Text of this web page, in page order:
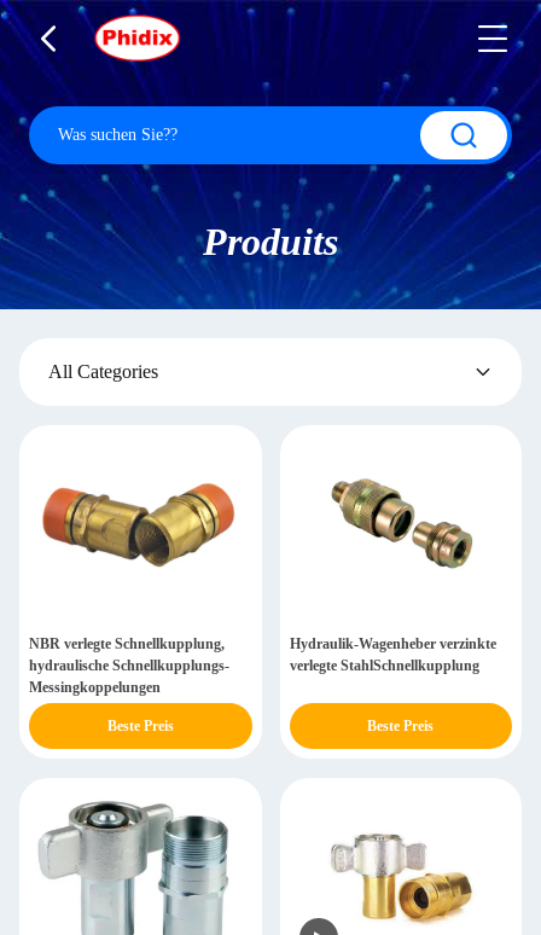
Produits
All Categories
NBR verlegte Schnellkupplung,
hydraulische Schnellkupplungs-
Messingkoppelungen
Beste Preis
Hydraulik-Wagenheber verzinkte
verlegte StahlSchnellkupplung
Beste Preis